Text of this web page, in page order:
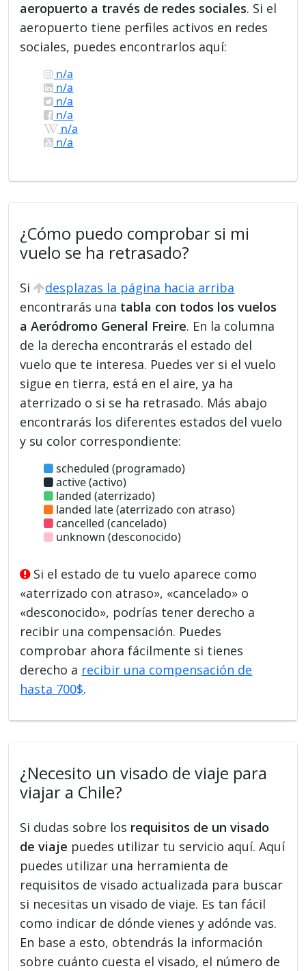
aeropuerto a través de redes sociales. Si el
aeropuerto tiene perfiles activos en redes
sociales, puedes encontrarlos aquí:
n/a
n/a
n/a
n/a
n/a
n/a
¿Cómo puedo comprobar si mi
vuelo se ha retrasado?
Si
desplazas la página hacia arriba
encontrarás una tabla con todos los vuelos
a Aeródromo General Freire. En la columna
de la derecha encontrarás el estado del
vuelo que te interesa. Puedes ver si el vuelo
sigue en tierra, está en el aire, ya ha
aterrizado o si se ha retrasado. Más abajo
encontrarás los diferentes estados del vuelo
y su color correspondiente:
scheduled (programado)
active (activo)
landed (aterrizado)
landed late (aterrizado con atraso)
cancelled (cancelado)
unknown (desconocido)
Si el estado de tu vuelo aparece como
«aterrizado con atraso», «cancelado» o
«desconocido», podrías tener derecho a
recibir una compensación. Puedes
comprobar ahora fácilmente si tienes
derecho a recibir una compensación de
hasta 700$.
¿Necesito un visado de viaje para
viajar a Chile?
Si dudas sobre los requisitos de un visado
de viaje puedes utilizar tu servicio aquí. Aquí
puedes utilizar una herramienta de
requisitos de visado actualizada para buscar
si necesitas un visado de viaje. Es tan fácil
como indicar de dónde vienes y adónde vas.
En base a esto, obtendrás la información
sobre cuánto cuesta el visado, el número de